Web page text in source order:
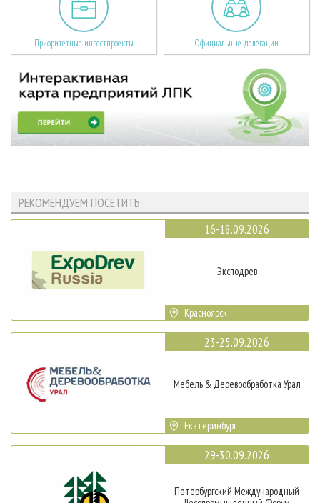
Приоритетные инвестпроекты Официальные делегации
РЕКОМЕНДУЕМ ПОСЕТИТЬ
16-18.09.2026
Эксподрев
Красноярск
23-25.09.2026
Мебель & Деревообработка Урал
Екатеринбург
29-30.09.2026
Петербургский Международный